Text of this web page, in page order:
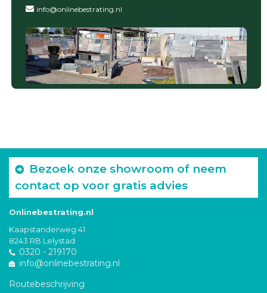
info@onlinebestrating.nl
Bezoek onze showroom of neem
contact op voor gratis advies
Onlinebestrating.nl
Kaapstanderweg 41
8243 RB Lelystad
0320 - 219170
info@onlinebestrating.nl
Routebeschrijving